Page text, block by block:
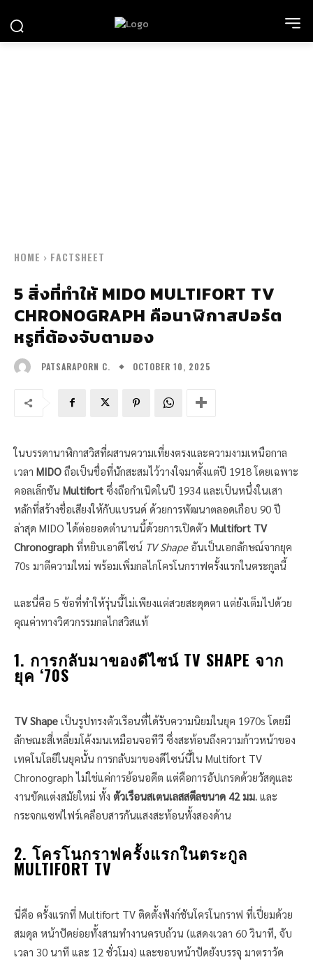
HOME FACTSHEET
5 สิ่งที่ทำให้ MIDO MULTIFORT TV
CHRONOGRAPH คือนาฬิกาสปอร์ต
หรูที่ต้องจับตามอง
PATSARAPORN C. OCTOBER 10, 2025
ในบรรดานาฬิกาสวิสที่ผสานความเที่ยงตรงและความงามเหนือกาล
เวลา MIDO ถือเป็นชื่อที่นักสะสมไว้วางใจมาตั้งแต่ปี 1918 โดยเฉพาะ
คอลเล็กชัน Multifort ซึ่งถือกำเนิดในปี 1934 และเป็นหนึ่งในเสา
หลักที่สร้างชื่อเสียงให้กับแบรนด์ ด้วยการพัฒนาตลอดเกือบ 90 ปี
ล่าสุด MIDO ได้ต่อยอดตำนานนี้ด้วยการเปิดตัว Multifort TV
Chronograph ที่หยิบเอาดีไซน์ TV Shapeอันเป็นเอกลักษณ์จากยุค
70s มาตีความใหม่ พร้อมเพิ่มกลไกโครโนกราฟครั้งแรกในตระกูลนี้
และนี่คือ 5 ข้อที่ทำให้รุ่นนี้ไม่เพียงแต่สวยสะดุดตา แต่ยังเต็มไปด้วย
คุณค่าทางวิศวกรรมกลไกสวิสแท้
1. การกลับมาของดีไซน์ TV SHAPE จาก
ยุค ‘70S
TV Shape เป็นรูปทรงตัวเรือนที่ได้รับความนิยมในยุค 1970s โดยมี
ลักษณะสี่เหลี่ยมโค้งมนเหมือนจอทีวี ซึ่งสะท้อนถึงความก้าวหน้าของ
เทคโนโลยีในยุคนั้น การกลับมาของดีไซน์นี้ใน Multifort TV
Chronograph ไม่ใช่แค่การย้อนอดีต แต่คือการอัปเกรดด้วยวัสดุและ
งานขัดแต่งสมัยใหม่ ทั้ง ตัวเรือนสเตนเลสสตีลขนาด 42 มม. และ
กระจกแซฟไฟร์เคลือบสารกันแสงสะท้อนทั้งสองด้าน
2. โครโนกราฟครั้งแรกในตระกูล
MULTIFORT TV
นี่คือ ครั้งแรกที่ Multifort TV ติดตั้งฟังก์ชันโครโนกราฟ ที่เปี่ยมด้วย
สมดุล หน้าปัดย่อยทั้งสามทำงานครบถ้วน (แสดงเวลา 60 วินาที, จับ
เวลา 30 นาที และ 12 ชั่วโมง) และขอบหน้าปัดยังบรรจุ มาตราวัด